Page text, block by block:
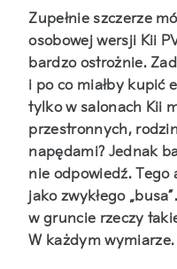
Zupełnie szczerze
osobowej wersji Kii
bardzo ostrożnie.
i po co miałby kupić
tylko w salonach Kii
przestronnych,
napędami? Jednak
nie odpowiedź. Tego
jako zwykłego
w gruncie rzeczy
W każdym wymiarze.